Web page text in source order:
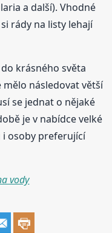
a další). Vhodné
rády na listy lehají
krásného světa
mělo následovat větší
se jednat o nějaké
je v nabídce velké
i osoby preferující
vody